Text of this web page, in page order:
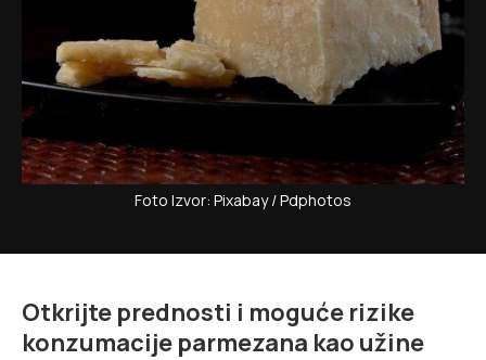
Foto Izvor: Pixabay / Pdphotos
Otkrijte prednosti i moguće rizike
konzumacije parmezana kao užine